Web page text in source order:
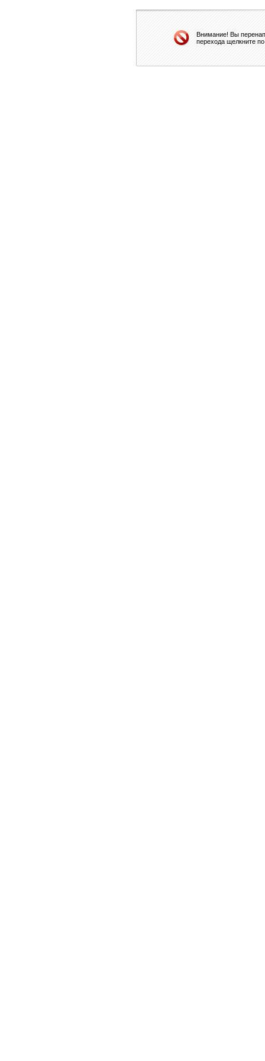
Внимание! Вы
перехода щелкните